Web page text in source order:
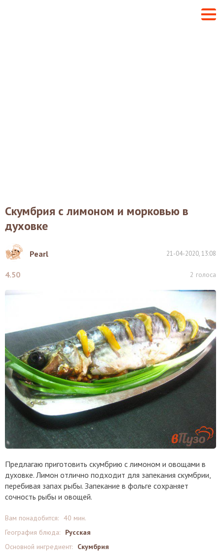
Скумбрия с лимоном и морковью в
духовке
Pearl 21-04-2020, 13:08
4.50 2 голоса
Предлагаю приготовить скумбрию с лимоном и овощами в
духовке. Лимон отлично подходит для запекания скумбрии,
перебивая запах рыбы. Запекание в фольге сохраняет
сочность рыбы и овощей.
Вам понадобится: 40 мин.
География блюда:
Русская
Основной ингредиент:
Скумбрия